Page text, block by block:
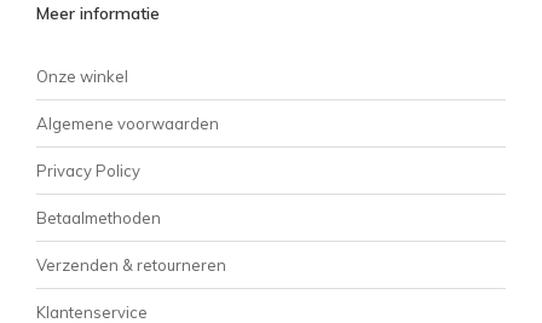
Meer informatie
Onze winkel
Algemene voorwaarden
Privacy Policy
Betaalmethoden
Verzenden & retourneren
Klantenservice